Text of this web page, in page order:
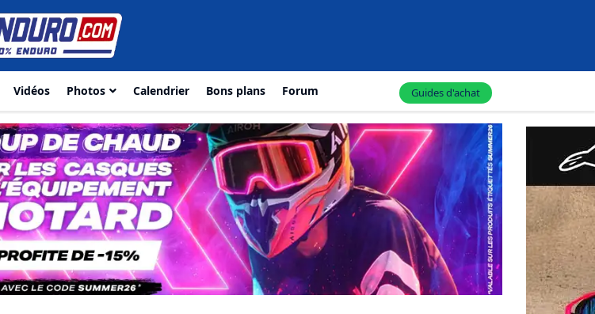
Vidéos Photos Calendrier Bons plans Forum Guides d'achat